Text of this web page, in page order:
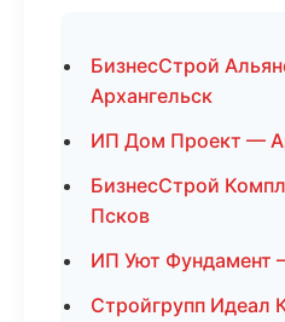
БизнесСтрой
Архангельск
ИП Дом Проект —
БизнесСтрой
Псков
ИП Уют Фундамент
Стройгрупп Идеал